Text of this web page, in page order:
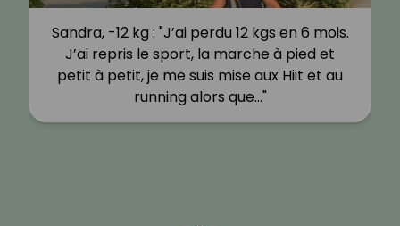
Sandra, -12 kg : "J’ai perdu 12 kgs en 6 mois.
J’ai repris le sport, la marche à pied et
petit à petit, je me suis mise aux Hiit et au
running alors que…"